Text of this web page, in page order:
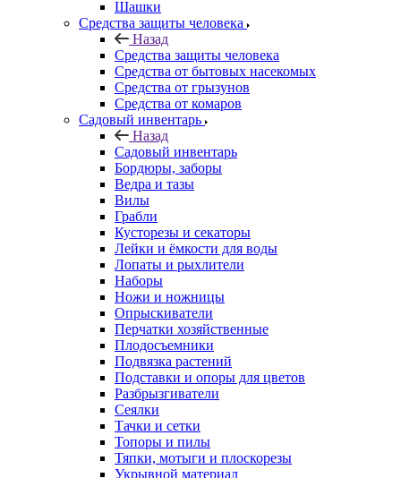
Шашки
Средства защиты человека
Назад
Средства защиты человека
Средства от бытовых насекомых
Средства от грызунов
Средства от комаров
Садовый инвентарь
Назад
Садовый инвентарь
Бордюры, заборы
Ведра и тазы
Вилы
Грабли
Кусторезы и секаторы
Лейки и ёмкости для воды
Лопаты и рыхлители
Наборы
Ножи и ножницы
Опрыскиватели
Перчатки хозяйственные
Плодосъемники
Подвязка растений
Подставки и опоры для цветов
Разбрызгиватели
Сеялки
Тачки и сетки
Топоры и пилы
Тяпки, мотыги и плоскорезы
Укрывной материал